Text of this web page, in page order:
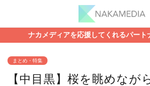
ナカメディアを応援してくれるパート
まとめ・特集
【中目黒】桜を眺めなが